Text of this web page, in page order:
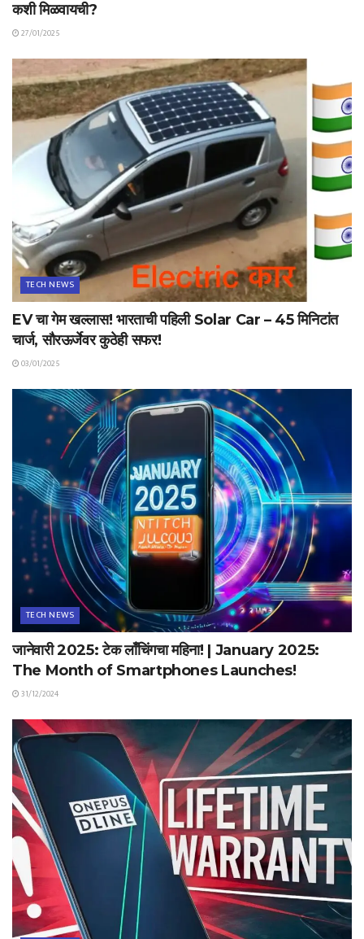
कशी मिळवायची?
27/01/2025
TECH NEWS
EV चा गेम खल्लास! भारताची पहिली Solar Car – 45 मिनिटांत
चार्ज, सौरऊर्जेवर कुठेही सफर!
03/01/2025
TECH NEWS
जानेवारी 2025: टेक लाँचिंगचा महिना! | January 2025:
The Month of Smartphones Launches!
31/12/2024